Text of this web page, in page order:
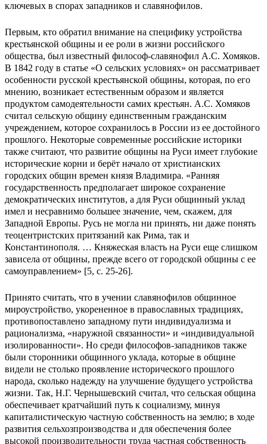
ключевых в спорах западников и славянофилов.
Первым, кто обратил внимание на специфику устройства
крестьянской общины и ее роли в жизни российского
общества, был известный философ-славянофил А.С. Хомяков.
В 1842 году в статье «О сельских условиях» он рассматривает
особенности русской крестьянской общины, которая, по его
мнению, возникает естественным образом и является
продуктом самодеятельности самих крестьян. А.С. Хомяков
считал сельскую общину единственным гражданским
учреждением, которое сохранилось в России из ее достойного
прошлого. Некоторые современные российские историки
также считают, что развитие общины на Руси имеет глубокие
исторические корни и берёт начало от христианских
городских общин времен князя Владимира. «Ранняя
государственность предполагает широкое сохранение
демократических институтов, а для Руси общинный уклад
имел и несравнимо большее значение, чем, скажем, для
Западной Европы. Русь не могла ни принять, ни даже понять
теоцентристских притязаний как Рима, так и
Константинополя. … Княжеская власть на Руси еще слишком
зависела от общины, прежде всего от городской общины с ее
самоуправлением» [5, с. 25-26].
Принято считать, что в учении славянофилов общинное
мироустройство, укорененное в православных традициях,
противопоставлено западному пути индивидуализма и
рационализма, «наружной связанности» и «индивидуальной
изолированности». Но среди философов-западников также
были сторонники общинного уклада, которые в общине
видели не столько проявление исторического прошлого
народа, сколько надежду на улучшение будущего устройства
жизни. Так, Н.Г. Чернышевский считал, что сельская община
обеспечивает кратчайший путь к социализму, минуя
капиталистическую частную собственность на землю; в ходе
развития сельхозпроизводства и для обеспечения более
высокой производительности труда частная собственность